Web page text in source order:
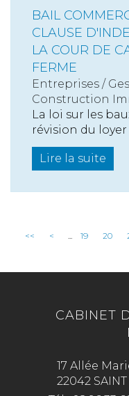
BAIL
CLAUSE
LA COUR DE
FERME
Entreprises /
Construction
La loi sur les
révision du
Lire la suite
<< < ... 19 20
CABINET
17 Allée
22042